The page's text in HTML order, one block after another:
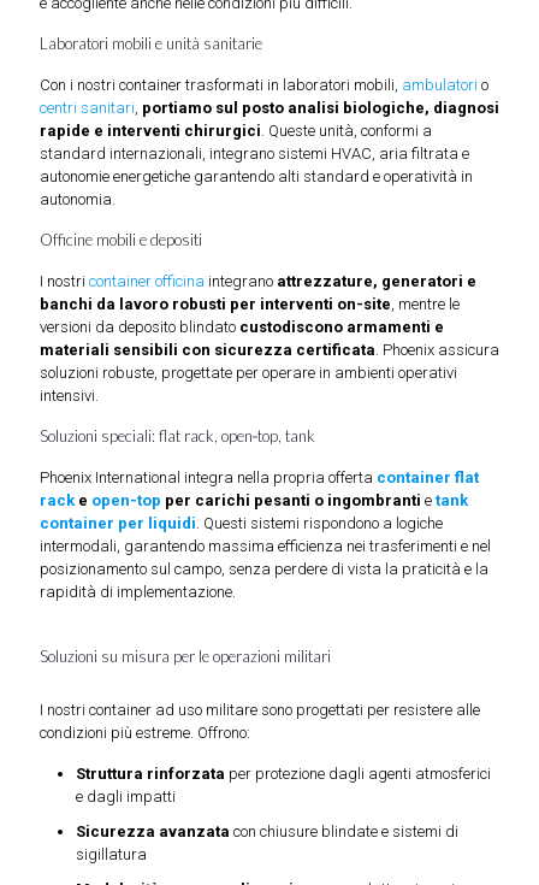
Laboratori mobili e unità sanitarie
Con i nostri container trasformati in laboratori mobili, ambulatori o
centri sanitari portiamo sul posto analisi biologiche, diagnosi
rapide e interventi chirurgici . Queste unità, conformi a
standard internazionali, integrano sistemi HVAC, aria filtrata e
autonomie energetiche garantendo alti standard e operatività in
autonomia.
Officine mobili e depositi
I nostri container officina integrano attrezzature, generatori e
banchi da lavoro robusti per interventi on-site , mentre le
versioni da deposito blindato custodiscono armamenti e
materiali sensibili con sicurezza certificata . Phoenix assicura
soluzioni robuste, progettate per operare in ambienti operativi
intensivi.
Soluzioni speciali: flat rack, open‑top, tank
Phoenix International integra nella propria offerta container flat
rack e open-top per carichi pesanti o ingombranti e tank
container per liquidi . Questi sistemi rispondono a logiche
intermodali, garantendo massima efficienza nei trasferimenti e nel
posizionamento sul campo, senza perdere di vista la praticità e la
rapidità di implementazione.
Soluzioni su misura per le operazioni militari
I nostri container ad uso militare sono progettati per resistere alle
condizioni più estreme. Offrono:
Struttura rinforzata per protezione dagli agenti atmosferici
e dagli impatti
Sicurezza avanzata con chiusure blindate e sistemi di
sigillatura